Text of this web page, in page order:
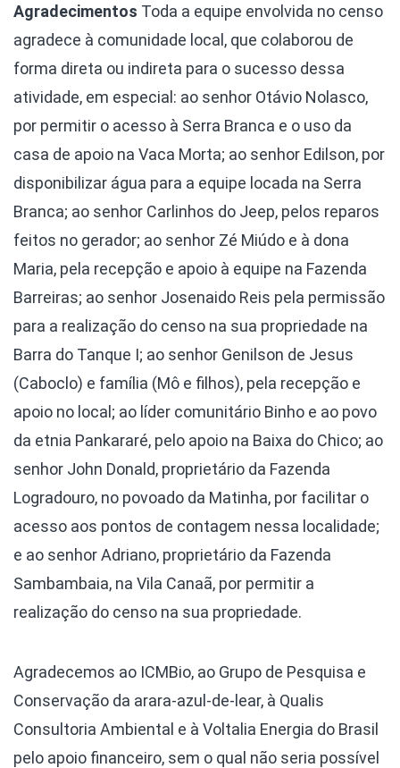
Agradecimentos Toda a equipe envolvida no censo
agradece à comunidade local, que colaborou de
forma direta ou indireta para o sucesso dessa
atividade, em especial: ao senhor Otávio Nolasco,
por permitir o acesso à Serra Branca e o uso da
casa de apoio na Vaca Morta; ao senhor Edilson, por
disponibilizar água para a equipe locada na Serra
Branca; ao senhor Carlinhos do Jeep, pelos reparos
feitos no gerador; ao senhor Zé Miúdo e à dona
Maria, pela recepção e apoio à equipe na Fazenda
Barreiras; ao senhor Josenaido Reis pela permissão
para a realização do censo na sua propriedade na
Barra do Tanque I; ao senhor Genilson de Jesus
(Caboclo) e família (Mô e filhos), pela recepção e
apoio no local; ao líder comunitário Binho e ao povo
da etnia Pankararé, pelo apoio na Baixa do Chico; ao
senhor John Donald, proprietário da Fazenda
Logradouro, no povoado da Matinha, por facilitar o
acesso aos pontos de contagem nessa localidade;
e ao senhor Adriano, proprietário da Fazenda
Sambambaia, na Vila Canaã, por permitir a
realização do censo na sua propriedade.
Agradecemos ao ICMBio, ao Grupo de Pesquisa e
Conservação da arara-azul-de-lear, à Qualis
Consultoria Ambiental e à Voltalia Energia do Brasil
pelo apoio financeiro, sem o qual não seria possível